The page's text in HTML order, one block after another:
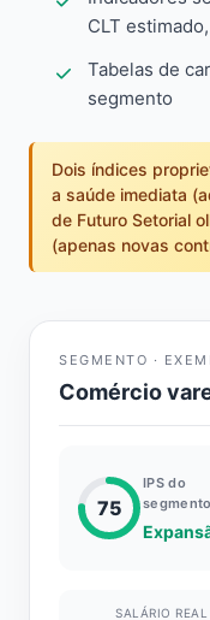
CLT
Tabelas de
segmento
Dois índices
a saúde imediata
de Futuro Setorial
(apenas novas
SEGMENTO ·
Comércio
75
IPS do
segmento
SALÁRIO REAL